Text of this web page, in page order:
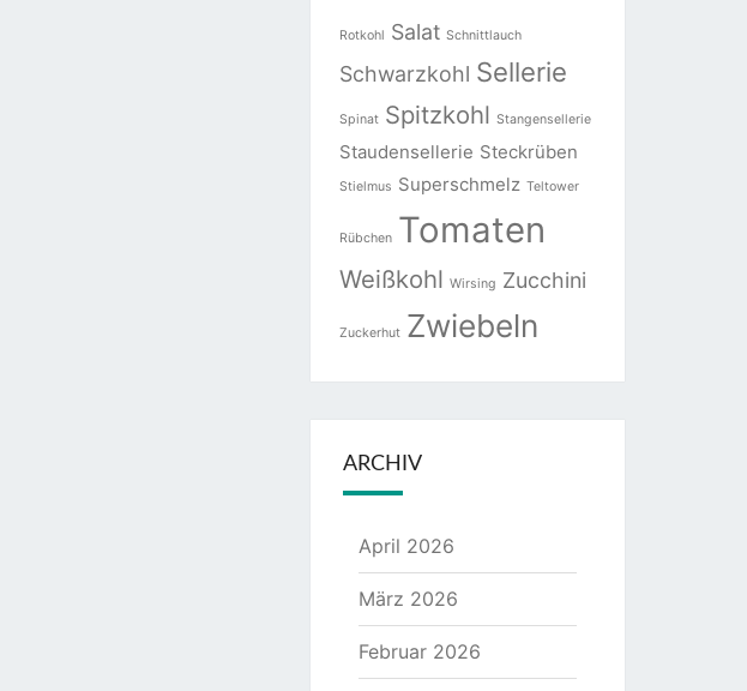
Rotkohl Salat Schnittlauch
Schwarzkohl Sellerie
Spinat Spitzkohl Stangensellerie
Staudensellerie Steckrüben
Stielmus Superschmelz Teltower
Rübchen Tomaten
Weißkohl Wirsing Zucchini
Zuckerhut Zwiebeln
ARCHIV
April 2026
März 2026
Februar 2026